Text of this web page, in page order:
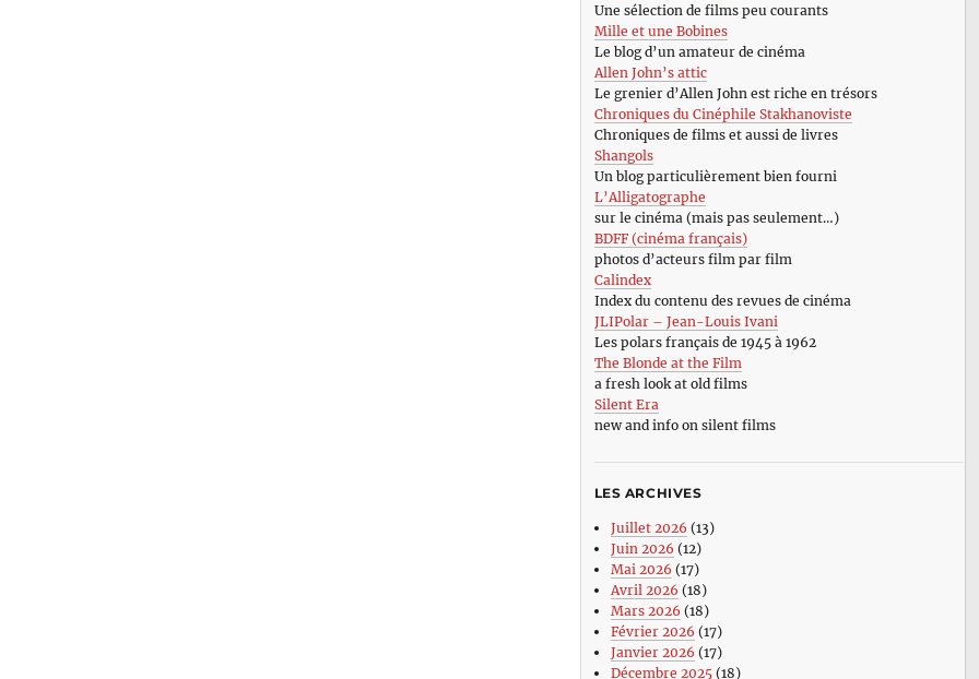
Une sélection de films peu courants
Mille et une Bobines
Le blog d’un amateur de cinéma
Allen John’s attic
Le grenier d’Allen John est riche en trésors
Chroniques du Cinéphile Stakhanoviste
Chroniques de films et aussi de livres
Shangols
Un blog particulièrement bien fourni
L’Alligatographe
sur le cinéma (mais pas seulement…)
BDFF (cinéma français)
photos d’acteurs film par film
Calindex
Index du contenu des revues de cinéma
JLIPolar – Jean-Louis Ivani
Les polars français de 1945 à 1962
The Blonde at the Film
a fresh look at old films
Silent Era
new and info on silent films
LES ARCHIVES
Juillet 2026 (13)
Juin 2026 (12)
Mai 2026 (17)
Avril 2026 (18)
Mars 2026 (18)
Février 2026 (17)
Janvier 2026 (17)
Décembre 2025(18)